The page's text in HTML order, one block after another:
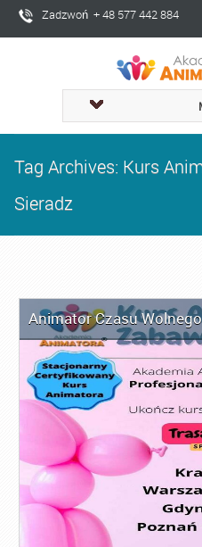
Zadzwoń + 48 577 442 884
Tag Archives: Kurs
Sieradz
Animator Czasu Wolnego